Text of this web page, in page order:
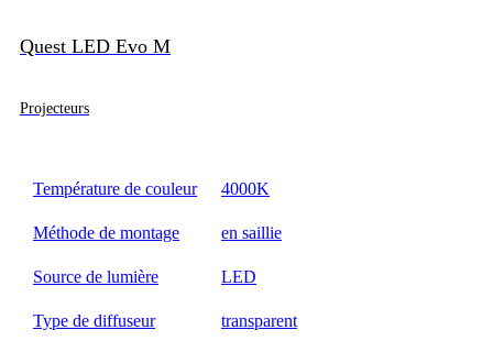
Quest LED Evo M
Projecteurs
Température de couleur 4000K
Méthode de montage en saillie
Source de lumière LED
Type de diffuseur transparent